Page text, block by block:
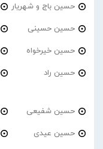
حسین باج و شهریار
حسین حسینی
حسین خیرخواه
حسین راد
حسین شفیعی
حسین عیدی